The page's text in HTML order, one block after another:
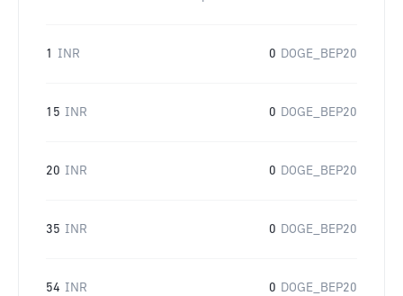
1 INR 0 DOGE_BEP20
15 INR 0 DOGE_BEP20
20 INR 0 DOGE_BEP20
35 INR 0 DOGE_BEP20
54 INR 0 DOGE_BEP20